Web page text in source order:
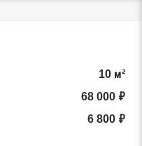
10 м²
68 000 ₽
6 800 ₽